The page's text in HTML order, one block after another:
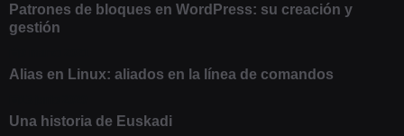
Patrones de bloques en WordPress: su creación y
gestión
Alias en Linux: aliados en la línea de comandos
Una historia de Euskadi